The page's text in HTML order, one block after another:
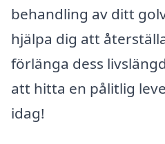
behandling av ditt
hjälpa dig att
förlänga dess
att hitta en pålitlig
idag!